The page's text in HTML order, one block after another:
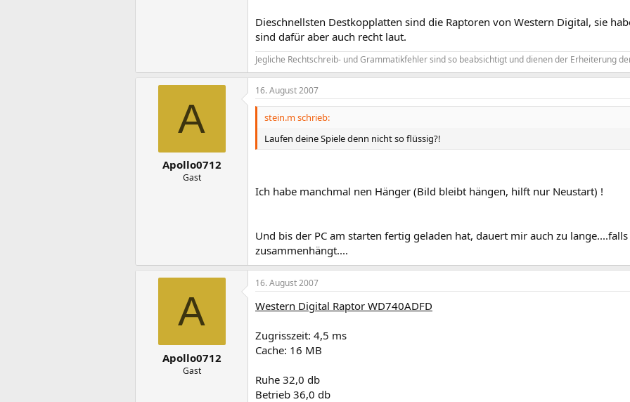
Dieschnellsten Destkopplatten sind die Raptoren von Western Digital, sie
sind dafür aber auch recht laut.
Jegliche Rechtschreib- und Grammatikfehler sind so beabsichtigt und dienen der Erheiterung
A
Apollo0712
Gast
16. August 2007
stein.m schrieb:
Laufen deine Spiele denn nicht so flüssig?!
Ich habe manchmal nen Hänger (Bild bleibt hängen, hilft nur Neustart) !
Und bis der PC am starten fertig geladen hat, dauert mir auch zu
zusammenhängt....
A
Apollo0712
Gast
16. August 2007
Western Digital Raptor WD740ADFD
Zugrisszeit: 4,5 ms
Cache: 16 MB
Ruhe 32,0 db
Betrieb 36,0 db